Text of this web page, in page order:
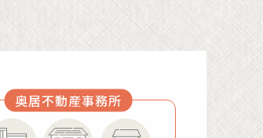
奥居不動産事務所
不可でした
でしたが、売ろうと相談
忌を終えたので管理などを
したい
件がほとんどない。少し前